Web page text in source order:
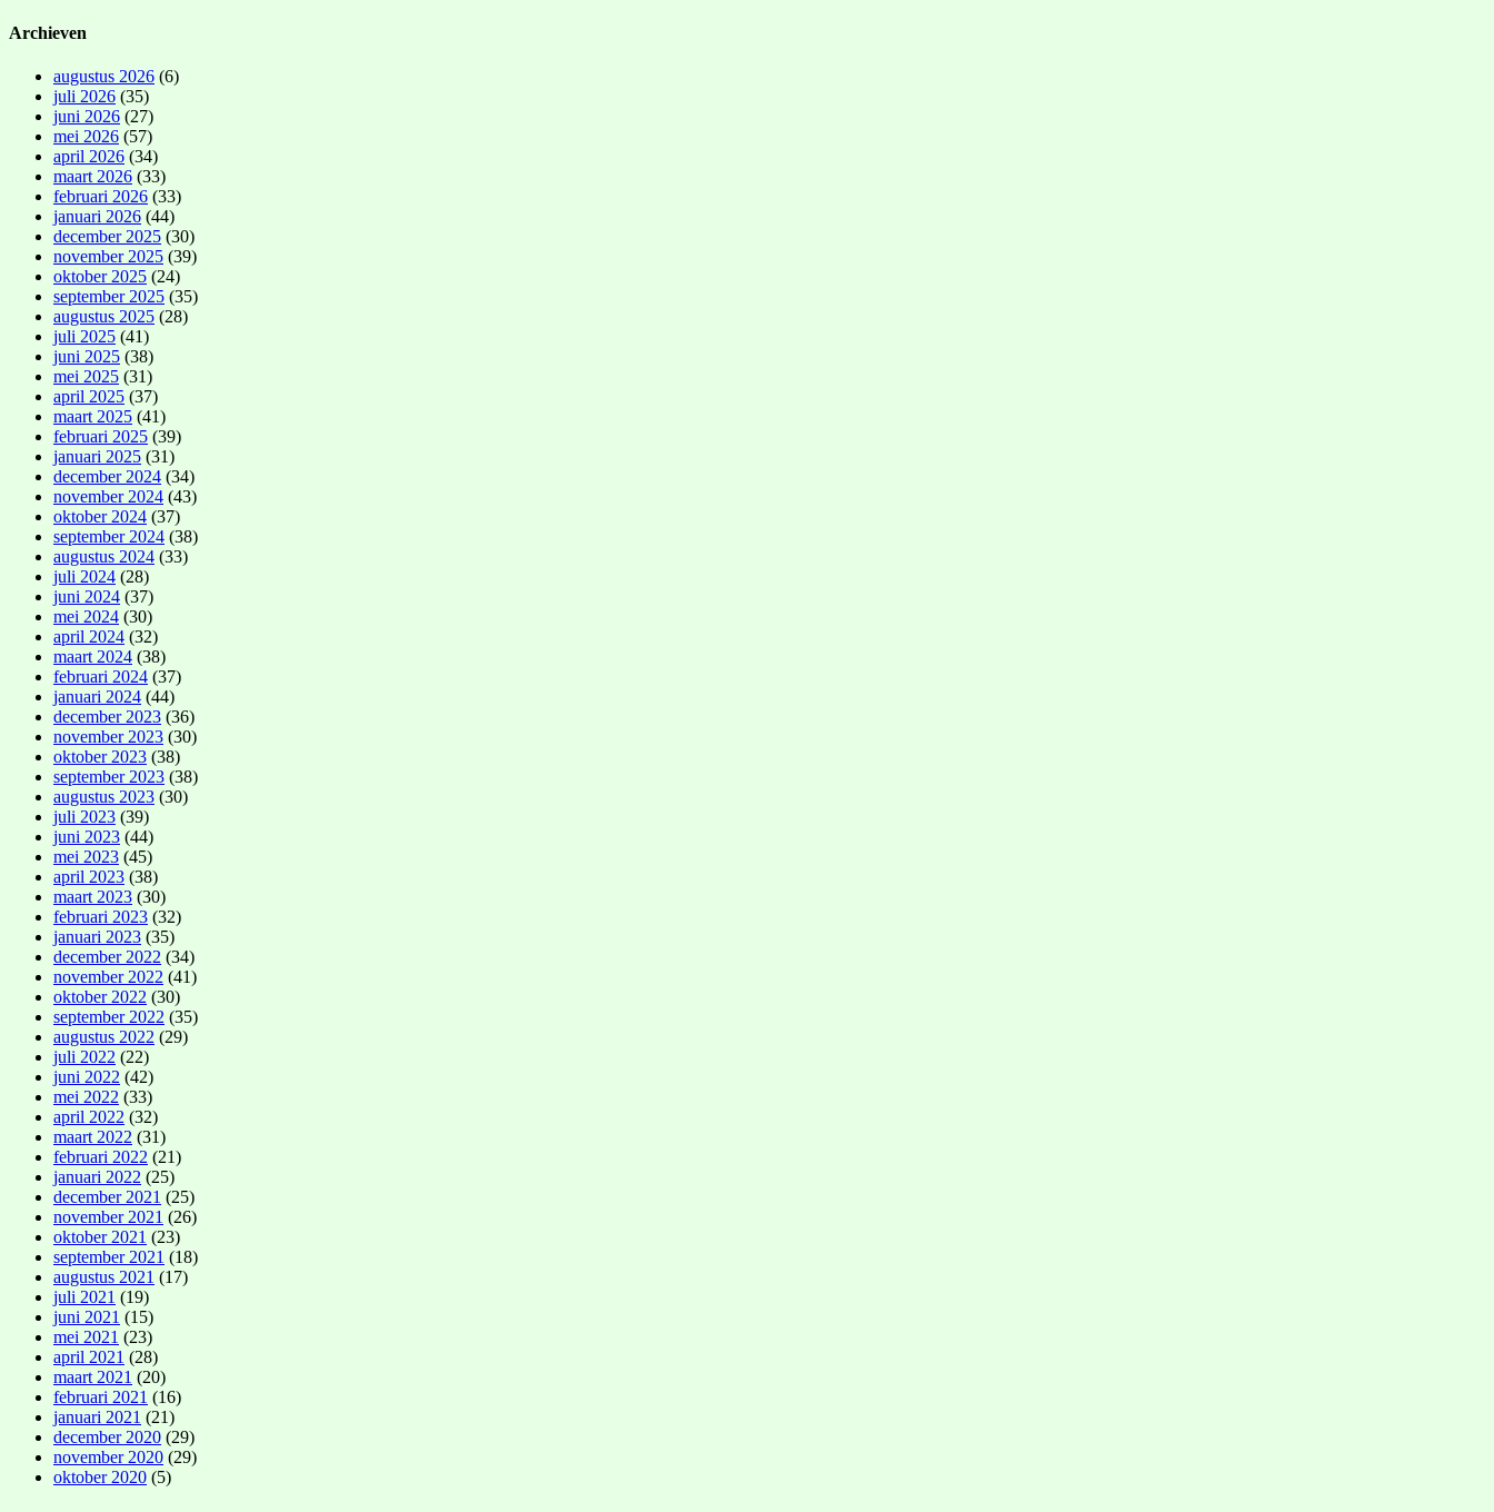
Archieven
augustus 2026 (6)
juli 2026 (35)
juni 2026 (27)
mei 2026 (57)
april 2026 (34)
maart 2026 (33)
februari 2026 (33)
januari 2026 (44)
december 2025 (30)
november 2025 (39)
oktober 2025 (24)
september 2025 (35)
augustus 2025 (28)
juli 2025 (41)
juni 2025 (38)
mei 2025 (31)
april 2025 (37)
maart 2025 (41)
februari 2025 (39)
januari 2025 (31)
december 2024 (34)
november 2024 (43)
oktober 2024 (37)
september 2024 (38)
augustus 2024 (33)
juli 2024 (28)
juni 2024 (37)
mei 2024 (30)
april 2024 (32)
maart 2024 (38)
februari 2024 (37)
januari 2024 (44)
december 2023 (36)
november 2023 (30)
oktober 2023 (38)
september 2023 (38)
augustus 2023 (30)
juli 2023 (39)
juni 2023 (44)
mei 2023 (45)
april 2023 (38)
maart 2023 (30)
februari 2023 (32)
januari 2023 (35)
december 2022 (34)
november 2022 (41)
oktober 2022 (30)
september 2022 (35)
augustus 2022 (29)
juli 2022 (22)
juni 2022 (42)
mei 2022 (33)
april 2022 (32)
maart 2022 (31)
februari 2022 (21)
januari 2022 (25)
december 2021 (25)
november 2021 (26)
oktober 2021 (23)
september 2021 (18)
augustus 2021 (17)
juli 2021 (19)
juni 2021 (15)
mei 2021 (23)
april 2021 (28)
maart 2021 (20)
februari 2021 (16)
januari 2021 (21)
december 2020 (29)
november 2020 (29)
oktober 2020 (5)